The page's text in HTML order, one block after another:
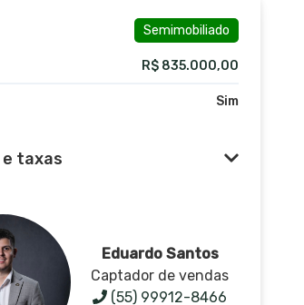
Semimobiliado
R$ 835.000,00
Sim
taxas
Eduardo Santos
Captador de vendas
(55) 99912-8466